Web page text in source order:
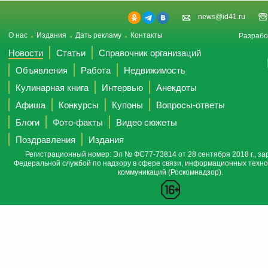
news@id41.ru
О нас Издания Дать рекламу Контакты
Новости Статьи
Справочник организаций
Объявления
Работа
Недвижимость
Кулинарная книга
Интервью
Анекдоты
Афиша
Конкурсы Купоны
Вопросы-ответы
Блоги
Фото-факты
Видео сюжеты
Поздравления
Издания
Регистрационный номер: Эл № ФС77-73814 от 28 сентября 2018 г.,
Федеральной службой по надзору в сфере связи, информационных
коммуникаций (Роскомнадзор).